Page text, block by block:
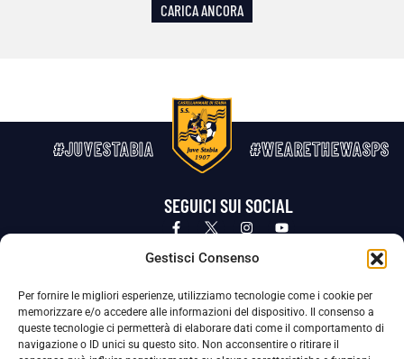
Gestisci Consenso
Per fornire le migliori esperienze, utilizziamo tecnologie come i cookie per
memorizzare e/o accedere alle informazioni del dispositivo. Il consenso a
queste tecnologie ci permetterà di elaborare dati come il comportamento di
navigazione o ID unici su questo sito. Non acconsentire o ritirare il
CARICA ANCORA
#JUVESTABIA #WEARETHEWASPS
SEGUICI SUI SOCIAL
Privacy Policy Cookie Policy
La Società ha nominato il Responsabile della Protezione dei Dati Personali (DPO), figura specializzata che vigila sulle modalità
adottate dalla nostra Società per tutelare i Suoi dati personali.
Per contattare il DPO può scrivere a